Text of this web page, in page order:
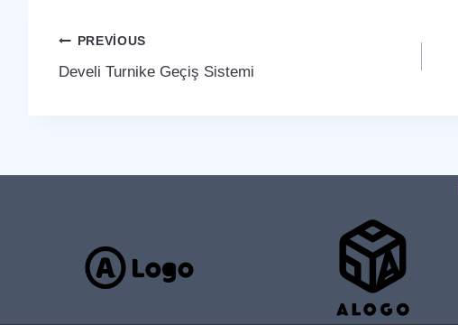
Yazı
gezinmesi
PREVIOUS
Develi Turnike Geçiş Sistemi